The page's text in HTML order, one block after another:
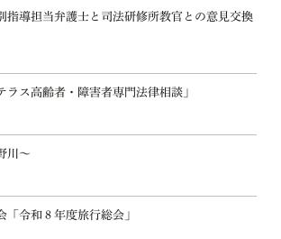
指導担当弁護士と司法研修所教官との意見交換
ラス高齢者・障害者専門法律相談」
川～
「令和８年度旅行総会」